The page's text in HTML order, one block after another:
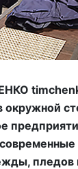
окружной
пледов